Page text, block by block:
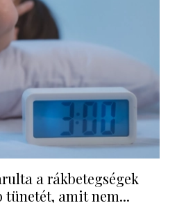
a rákbetegségek
tünetét, amit nem...